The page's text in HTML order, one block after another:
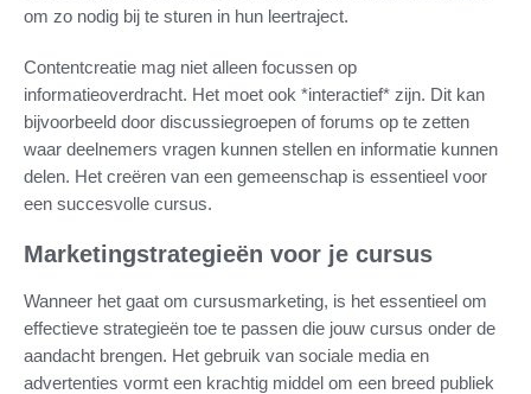
om zo nodig bij te sturen in hun leertraject.
Contentcreatie mag niet alleen focussen op
informatieoverdracht. Het moet ook *interactief* zijn. Dit kan
bijvoorbeeld door discussiegroepen of forums op te zetten
waar deelnemers vragen kunnen stellen en informatie kunnen
delen. Het creëren van een gemeenschap is essentieel voor
een succesvolle cursus.
Marketingstrategieën voor je cursus
Wanneer het gaat om cursusmarketing, is het essentieel om
effectieve strategieën toe te passen die jouw cursus onder de
aandacht brengen. Het gebruik van sociale media en
advertenties vormt een krachtig middel om een breed publiek